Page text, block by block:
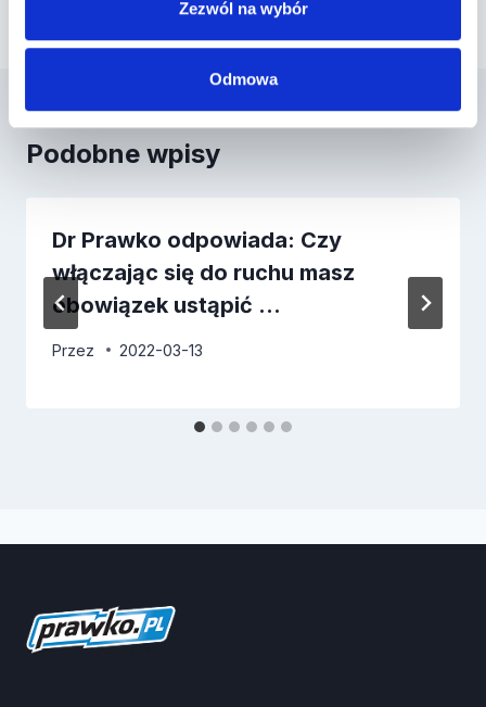
Zezwól na wybór
Odmowa
Podobne wpisy
Dr Prawko odpowiada: Czy
włączając się do ruchu masz
obowiązek ustąpić …
Przez 2022-03-13